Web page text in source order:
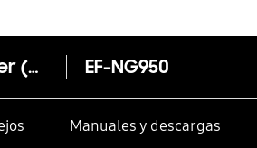
LED View Cover (Galaxy S8) EF-NG950
Manuales y descargas